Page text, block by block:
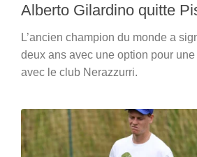
Alberto Gilardino quitte
L’ancien champion du monde a
deux ans avec une option pour
avec le club Nerazzurri.